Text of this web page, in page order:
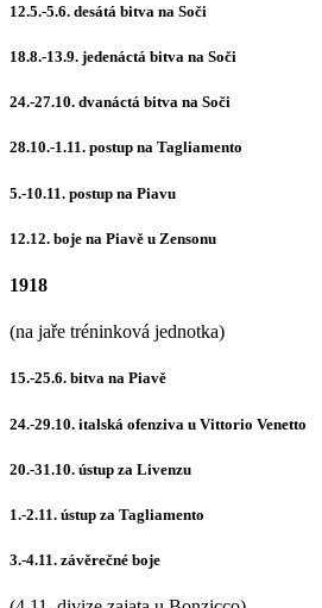
12.5.-5.6. desátá bitva na Soči
18.8.-13.9. jedenáctá bitva na Soči
24.-27.10. dvanáctá bitva na Soči
28.10.-1.11. postup na Tagliamento
5.-10.11. postup na Piavu
12.12. boje na Piavě u Zensonu
1918
(na jaře tréninková jednotka)
15.-25.6. bitva na Piavě
24.-29.10. italská ofenziva u Vittorio Venetto
20.-31.10. ústup za Livenzu
1.-2.11. ústup za Tagliamento
3.-4.11. závěrečné boje